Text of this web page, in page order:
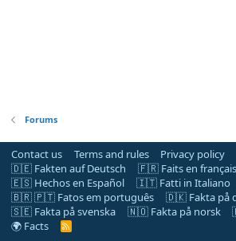
Forums
Contact us Terms and rules Privacy policy
🇩🇪 Fakten auf Deutsch
🇫🇷 Faits en français
🇪🇸 Hechos en Español
🇮🇹 Fatti in Italiano
🇧🇷 🇵🇹 Fatos em português
🇩🇰 Fakta på
🇸🇪 Fakta på svenska
🇳🇴 Fakta på norsk
🌍 Facts
R